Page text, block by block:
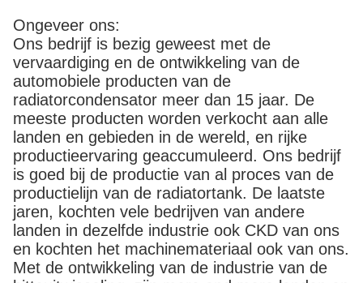
Ongeveer ons:
Ons bedrijf is bezig geweest met de
vervaardiging en de ontwikkeling van de
automobiele producten van de
radiatorcondensator meer dan 15 jaar. De
meeste producten worden verkocht aan alle
landen en gebieden in de wereld, en rijke
productieervaring geaccumuleerd. Ons bedrijf
is goed bij de productie van al proces van de
productielijn van de radiatortank. De laatste
jaren, kochten vele bedrijven van andere
landen in dezelfde industrie ook CKD van ons
en kochten het machinemateriaal ook van ons.
Met de ontwikkeling van de industrie van de